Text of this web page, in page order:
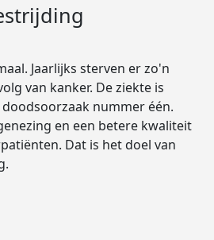
Jaarlijks sterven er zo'n
van kanker. De ziekte is
nummer één.
en een betere kwaliteit
Dat is het doel van